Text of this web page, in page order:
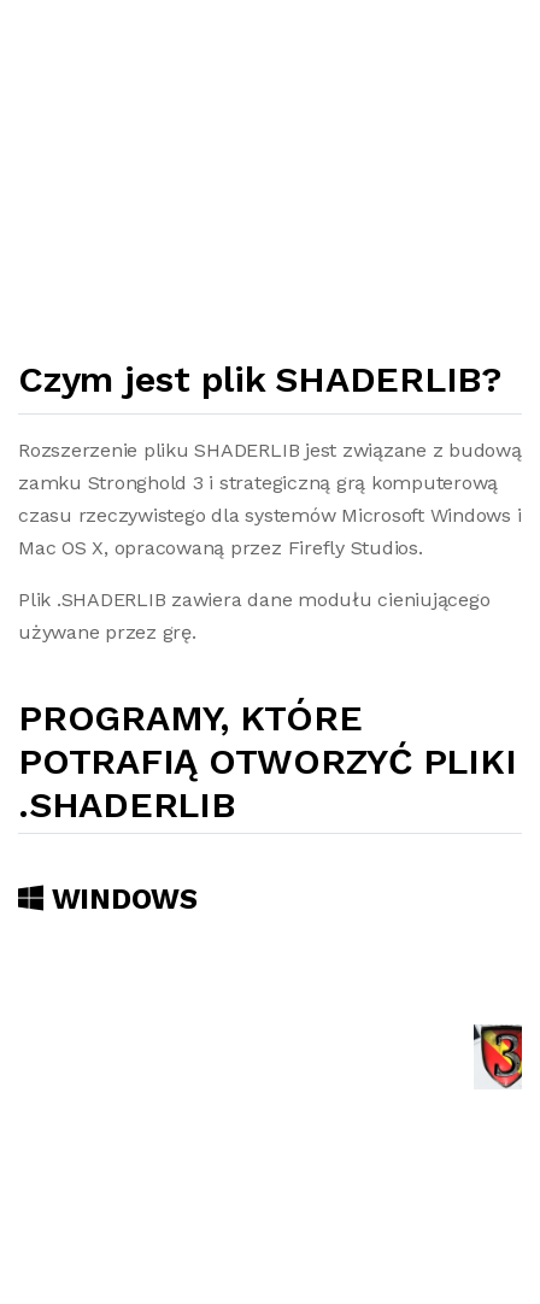
Czym jest plik SHADERLIB?
Rozszerzenie pliku SHADERLIB jest związane z budową
zamku Stronghold 3 i strategiczną grą komputerową
czasu rzeczywistego dla systemów Microsoft Windows i
Mac OS X, opracowaną przez Firefly Studios.
Plik .SHADERLIB zawiera dane modułu cieniującego
używane przez grę.
PROGRAMY, KTÓRE
POTRAFIĄ OTWORZYĆ PLIKI
.SHADERLIB
WINDOWS